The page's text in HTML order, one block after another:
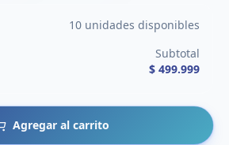
10 unidades disponibles
Subtotal
$ 499.999
Agregar al carrito